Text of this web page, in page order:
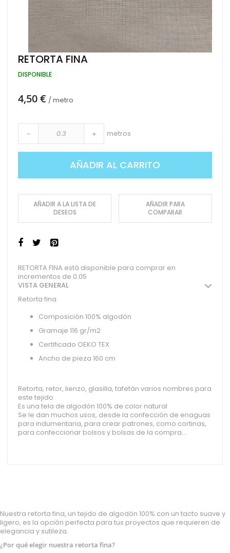
Saltar
al
comienzo
galería
RETORTA FINA
DISPONIBLE
4,50 € / metro
- + metros
AÑADIR AL CARRITO
AÑADIR A LA LISTA DE
DESEOS
AÑADIR PARA
COMPARAR
RETORTA FINA está disponible para comprar en
incrementos de 0.05
VISTA GENERAL
Retorta fina
Composición 100% algodón
Gramaje 116 gr/m2
Certificado OEKO TEX
Ancho de pieza 160 cm
Retorta, retor, lienzo, glasilla, tafetán varios nombres para
este tejido
Es una tela de algodón 100% de color natural
Se le dan muchos usos, desde la confección de enaguas
para indumentaria, para crear patrones, como cortinas,
para confeccionar bolsos y bolsas de la compra...
Nuestra retorta fina, un tejido de algodón 100% con un tacto suave y
ligero, es la opción perfecta para tus proyectos que requieren de
elegancia y sutileza.
¿Por qué elegir nuestra retorta fina?